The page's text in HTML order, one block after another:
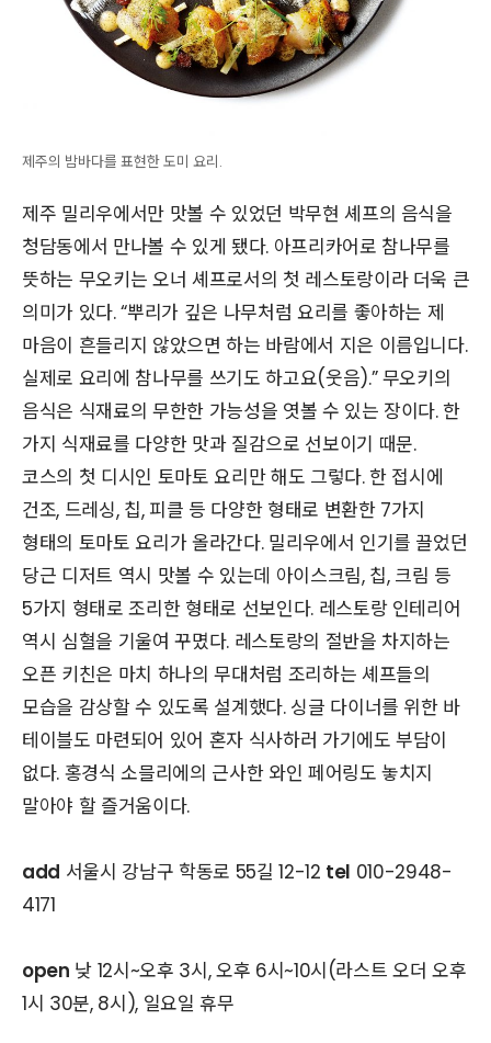
제주의 밤바다를 표현한 도미 요리.
제주 밀리우에서만 맛볼 수 있었던 박무현 셰프의 음식을
청담동에서 만나볼 수 있게 됐다. 아프리카어로 참나무를
뜻하는 무오키는 오너 셰프로서의 첫 레스토랑이라 더욱 큰
의미가 있다. “뿌리가 깊은 나무처럼 요리를 좋아하는 제
마음이 흔들리지 않았으면 하는 바람에서 지은 이름입니다.
실제로 요리에 참나무를 쓰기도 하고요(웃음).” 무오키의
음식은 식재료의 무한한 가능성을 엿볼 수 있는 장이다. 한
가지 식재료를 다양한 맛과 질감으로 선보이기 때문.
코스의 첫 디시인 토마토 요리만 해도 그렇다. 한 접시에
건조, 드레싱, 칩, 피클 등 다양한 형태로 변환한 7가지
형태의 토마토 요리가 올라간다. 밀리우에서 인기를 끌었던
당근 디저트 역시 맛볼 수 있는데 아이스크림, 칩, 크림 등
5가지 형태로 조리한 형태로 선보인다. 레스토랑 인테리어
역시 심혈을 기울여 꾸몄다. 레스토랑의 절반을 차지하는
오픈 키친은 마치 하나의 무대처럼 조리하는 셰프들의
모습을 감상할 수 있도록 설계했다. 싱글 다이너를 위한 바
테이블도 마련되어 있어 혼자 식사하러 가기에도 부담이
없다. 홍경식 소믈리에의 근사한 와인 페어링도 놓치지
말아야 할 즐거움이다.
add 서울시 강남구 학동로 55길 12-12 tel 010-2948-
4171
open 낮 12시~오후 3시, 오후 6시~10시(라스트 오더 오후
1시 30분, 8시), 일요일 휴무